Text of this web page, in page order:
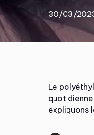
30/03/
Le
quotidienne
expliquons